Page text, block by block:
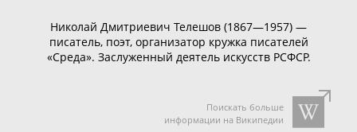
Николай Дмитриевич Телешов (1867—1957) —
писатель, поэт, организатор кружка писателей
«Среда». Заслуженный деятель искусств РСФСР.
Поискать больше
информации на Википедии